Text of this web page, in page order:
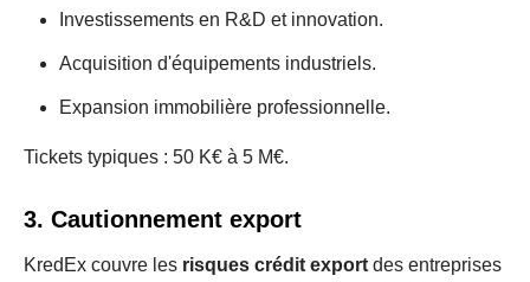
Investissements en R&D et innovation.
Acquisition d'équipements industriels.
Expansion immobilière professionnelle.
Tickets typiques : 50 K€ à 5 M€.
3. Cautionnement export
KredEx couvre les risques crédit export des entreprises